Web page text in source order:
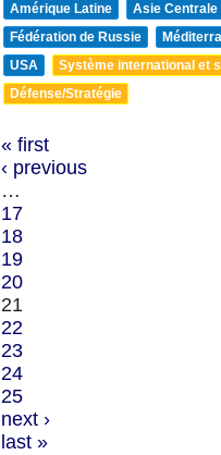
Amérique Latine
Asie Centrale
Fédération de Russie
USA
Système international et
Défense/Stratégie
« first
‹ previous
…
17
18
19
20
21
22
23
24
25
next ›
last »